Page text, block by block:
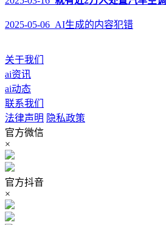
2025-05-06 AI生成的内容犯错
关于我们
ai资讯
ai动态
联系我们
法律声明 隐私政策
官方微信
×
官方抖音
×